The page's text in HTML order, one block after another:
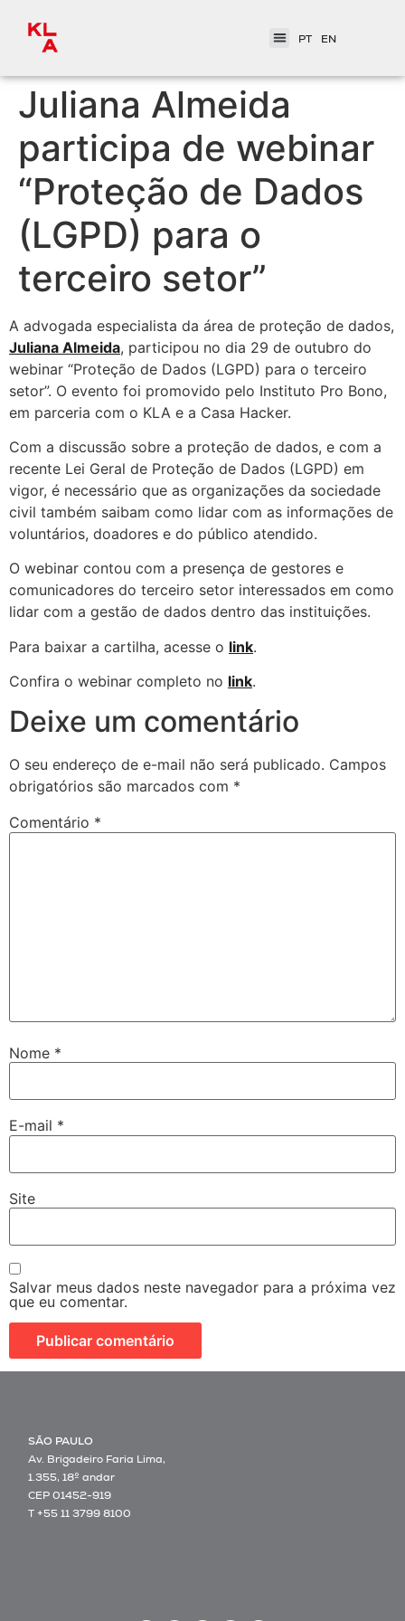
PT EN
Juliana Almeida
participa de webinar
“Proteção de Dados
(LGPD) para o
terceiro setor”
A advogada especialista da área de proteção de dados,
Juliana Almeida, participou no dia 29 de outubro do
webinar “Proteção de Dados (LGPD) para o terceiro
setor”. O evento foi promovido pelo Instituto Pro Bono,
em parceria com o KLA e a Casa Hacker.
Com a discussão sobre a proteção de dados, e com a
recente Lei Geral de Proteção de Dados (LGPD) em
vigor, é necessário que as organizações da sociedade
civil também saibam como lidar com as informações de
voluntários, doadores e do público atendido.
O webinar contou com a presença de gestores e
comunicadores do terceiro setor interessados em como
lidar com a gestão de dados dentro das instituições.
Para baixar a cartilha, acesse o link.
Confira o webinar completo no link.
Deixe um comentário
O seu endereço de e-mail não será publicado. Campos
obrigatórios são marcados com *
Comentário *
Nome *
E-mail *
Site
Salvar meus dados neste navegador para a próxima vez
que eu comentar.
SÃO PAULO
Av. Brigadeiro Faria Lima,
1.355, 18º andar
CEP 01452-919
T +55 11 3799 8100